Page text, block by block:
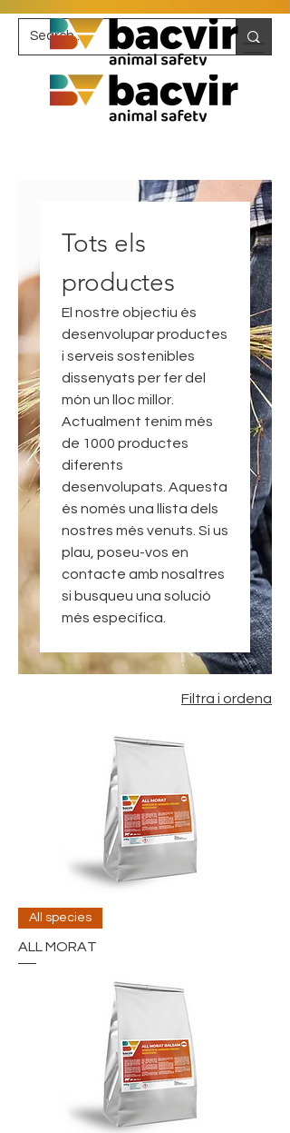
Tots els
productes
El nostre objectiu és
desenvolupar productes
i serveis sostenibles
dissenyats per fer del
món un lloc millor.
Actualment tenim més
de 1000 productes
diferents
desenvolupats. Aquesta
és només una llista dels
nostres més venuts. Si us
plau, poseu-vos en
contacte amb nosaltres
si busqueu una solució
més específica.
Filtra i ordena
All species
ALL MORAT